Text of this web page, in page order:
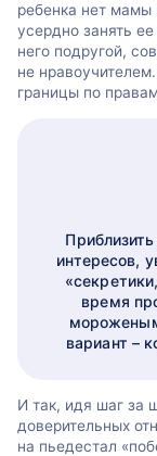
ребенка нет мамы
усердно занять
него подругой,
не
границы по
интересов,
время
вариант –
И так, идя шаг за
доверительных
на пьедестал